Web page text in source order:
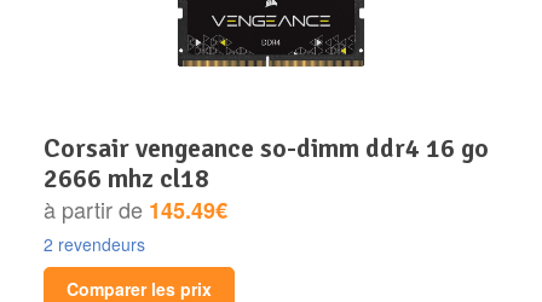
corsair vengeance so-dimm ddr4 16 go
2666 mhz cl18
à partir de 145.49€
2 revendeurs
Comparer les prix